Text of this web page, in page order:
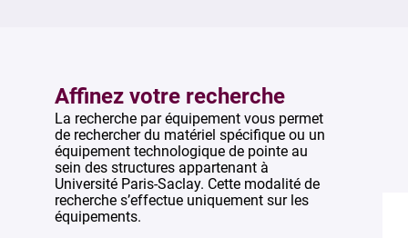
Affinez votre recherche
La recherche par équipement vous permet
de rechercher du matériel spécifique ou un
équipement technologique de pointe au
sein des structures appartenant à
Université Paris-Saclay. Cette modalité de
recherche s’effectue uniquement sur les
équipements.